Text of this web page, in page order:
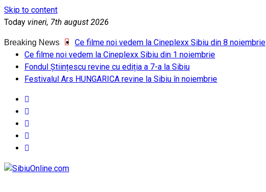
Skip to content
Today vineri, 7th august 2026
Breaking News
Ce filme noi vedem la Cineplexx Sibiu din 8 noiembrie
Ce filme noi vedem la Cineplexx Sibiu din 1 noiembrie
Fondul Științescu revine cu ediția a 7-a la Sibiu
Festivalul Ars HUNGARICA revine la Sibiu în noiembrie